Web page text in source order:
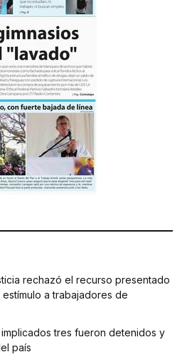
rechazó el recurso presentado
a trabajadores de
tres fueron detenidos y
país